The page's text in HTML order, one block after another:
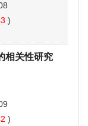
)
相关性研究
)